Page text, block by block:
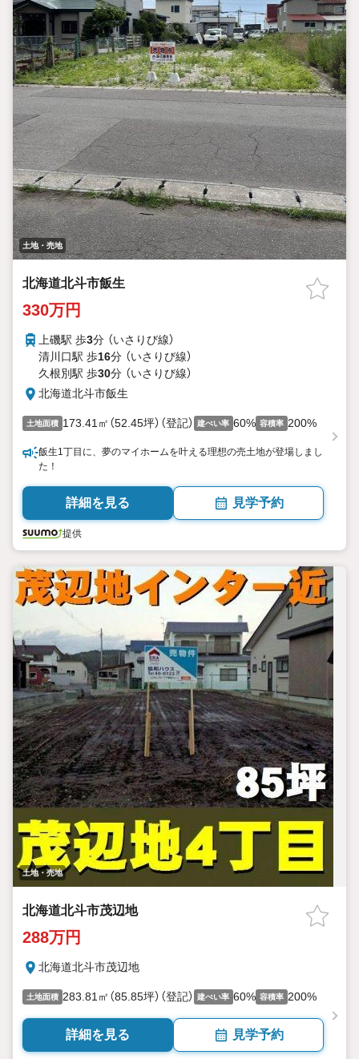
土地・売地
北海道北斗市飯生
330万円
上磯駅 歩3分 （いさりび線）
清川口駅 歩16分 （いさりび線）
久根別駅 歩30分 （いさりび線）
北海道北斗市飯生
土地面積 173.41㎡（52.45坪）（登記） 建ぺい率 60% 容積率 200%
飯生1丁目に、夢のマイホームを叶える理想の売土地が登場しまし
た！
詳細を見る 見学予約
提供
土地・売地
北海道北斗市茂辺地
288万円
北海道北斗市茂辺地
土地面積 283.81㎡（85.85坪）（登記） 建ぺい率 60% 容積率 200%
詳細を見る 見学予約